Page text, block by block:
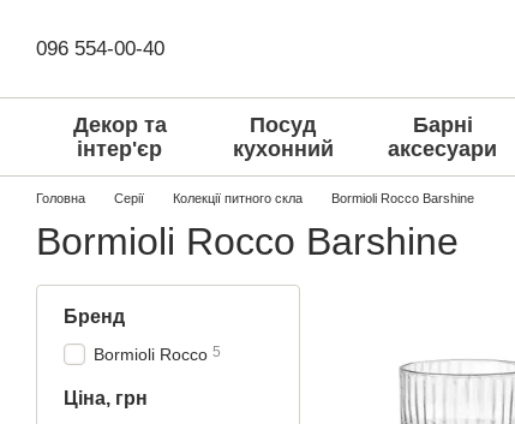
096 554-00-40
Декор та
інтер'єр
Посуд
кухонний
Барні
аксесуари
Головна Серії Колекції питного скла Bormioli Rocco Barshine
Bormioli Rocco Barshine
Бренд
Bormioli Rocco 5
Ціна, грн